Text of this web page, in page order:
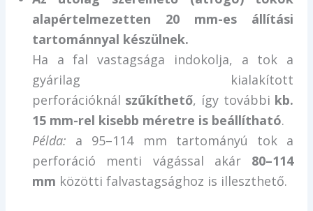
alapértelmezetten 20 mm-es állítási
tartománnyal készülnek.
Ha a fal vastagsága indokolja, a tok a
gyárilag kialakított
perforációknál szűkíthető, így további kb.
15 mm-rel kisebb méretre is beállítható.
Példa: a 95–114 mm tartományú tok a
perforáció menti vágással akár 80–114
mm közötti falvastagsághoz is illeszthető.